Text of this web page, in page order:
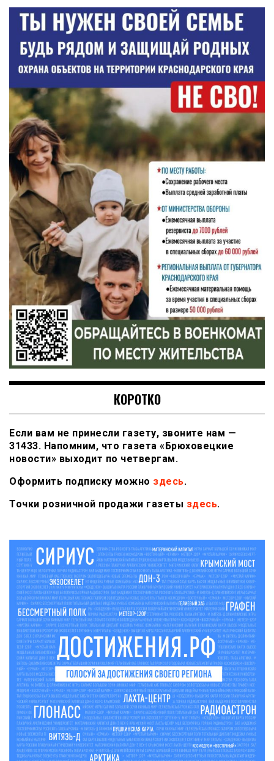
КОРОТКО
Если вам не принесли газету, звоните нам —
31433. Напомним, что газета «Брюховецкие
новости» выходит по четвергам.
Оформить подписку можно здесь.
Точки розничной продажи газеты здесь.